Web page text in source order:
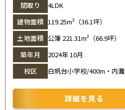
間取り
4LDK
建物面積 119.25m²（36.1坪）
土地面積 公簿 221.31m²（66.9坪）
築年月
2024年 10月
校区
白帆台小学校/400m・内
詳細を見る